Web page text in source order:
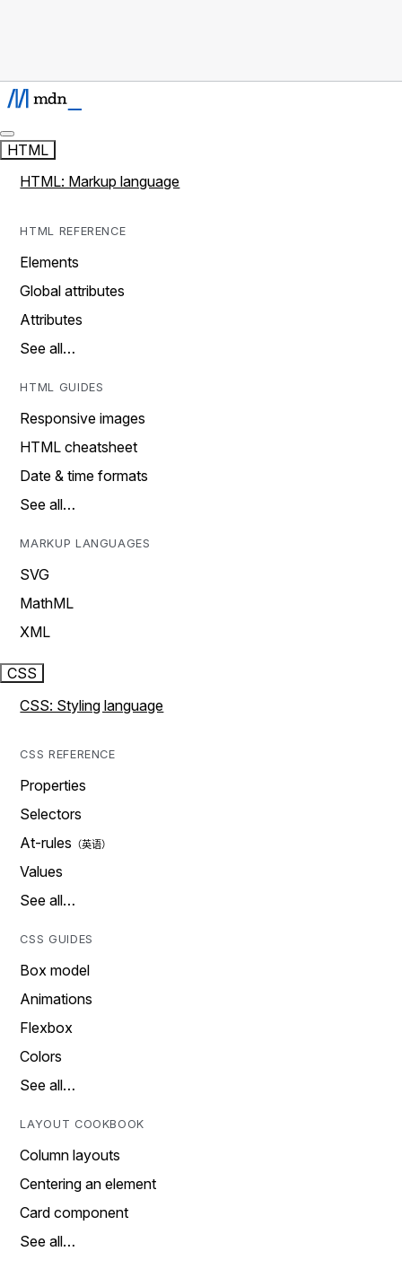
HTML
HTML: Markup language
HTML REFERENCE
Elements
Global attributes
Attributes
See all…
HTML GUIDES
Responsive images
HTML cheatsheet
Date & time formats
See all…
MARKUP LANGUAGES
SVG
MathML
XML
CSS
CSS: Styling language
CSS REFERENCE
Properties
Selectors
At-rules
Values
See all…
CSS GUIDES
Box model
Animations
Flexbox
Colors
See all…
LAYOUT COOKBOOK
Column layouts
Centering an element
Card component
See all…